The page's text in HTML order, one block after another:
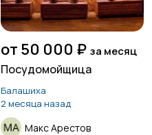
от 50 000 ₽ за месяц
Посудомойщица
Балашиха
2 месяца назад
Макс Арестов